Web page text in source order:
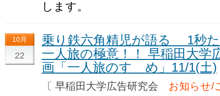
します。
10月
22
乗り鉄六角精児が語る 1秒
一人旅の極意！！ 早稲田大学
画「一人旅のすゝめ」11/1(土)
〔 早稲田大学広告研究会 お知らせ/